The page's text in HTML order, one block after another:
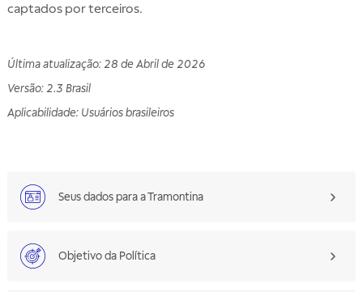
captados por terceiros.
Última atualização: 28 de Abril de 2026
Versão: 2.3 Brasil
Aplicabilidade: Usuários brasileiros
Seus dados para a Tramontina
Objetivo da Política